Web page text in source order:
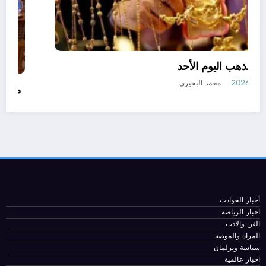
أسعار الذهب اليوم الأحد
12 يوليو، 2026 محمد البحيري
أخبار الحوادث
اخبار الرياضة
الفن والادب
المراة والموضة
سياسة وبرلمان
اخبار عالمية